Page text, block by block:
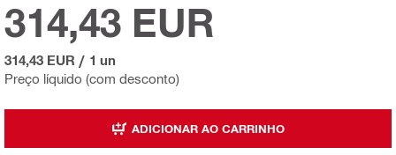
Preço líquido (com desconto)
314,43 EUR
314,43 EUR / 1 un
ADICIONAR AO CARRINHO